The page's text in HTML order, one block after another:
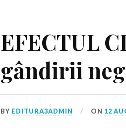
EFECTUL
gândirii
BY EDITURA3ADMIN ON 12